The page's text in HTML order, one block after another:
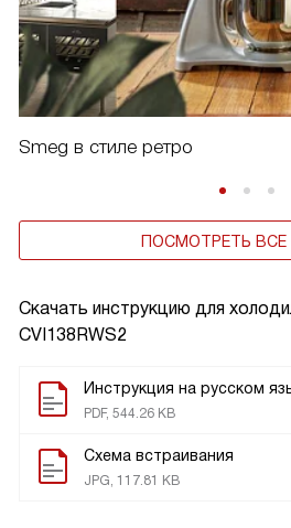
Скачать инструкцию для
CVI138RWS2
Инструкция на русском
PDF, 544.26 KB
Схема встраивания
JPG, 117.81 KB
Smeg в стиле ретро
ПОСМОТРЕТЬ ВСЕ